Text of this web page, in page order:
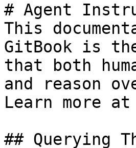
# Agent
This
GitBook is
that both
and reason
Learn more
## Querying